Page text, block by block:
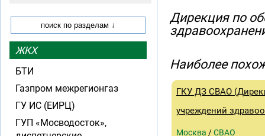
Дирекция по
Наиболее
ГКУ ДЗ СВАО
учреждений
Москва /СВАО
ЖКХ
БТИ
Газпром межрегионгаз
ГУ ИС (ЕИРЦ)
ГУП «Мосводосток»,